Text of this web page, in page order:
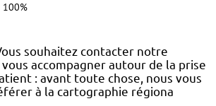
100%
souhaitez contacter notre
accompagner autour de la prise
: avant toute chose, nous vous
à la cartographie régiona